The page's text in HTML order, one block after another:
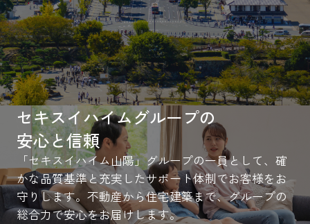
セキスイハイムグループの
安心と信頼
「セキスイハイム山陽」グループの一員として、確
かな品質基準と充実したサポート体制でお客様をお
守りします。不動産から住宅建築まで、グループの
総合力で安心をお届けします。